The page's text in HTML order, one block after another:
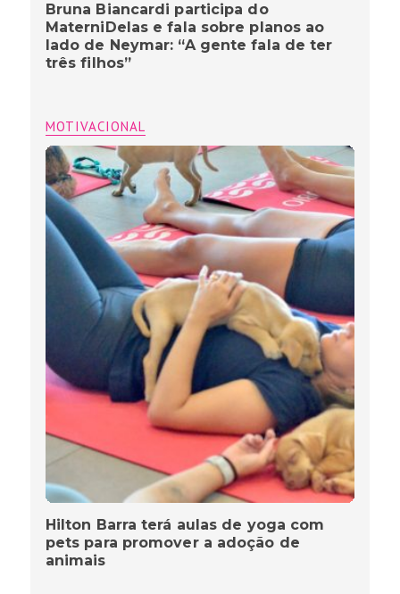
Bruna Biancardi participa do
MaterniDelas e fala sobre planos ao
lado de Neymar: “A gente fala de ter
três filhos”
MOTIVACIONAL
Hilton Barra terá aulas de yoga com
pets para promover a adoção de
animais